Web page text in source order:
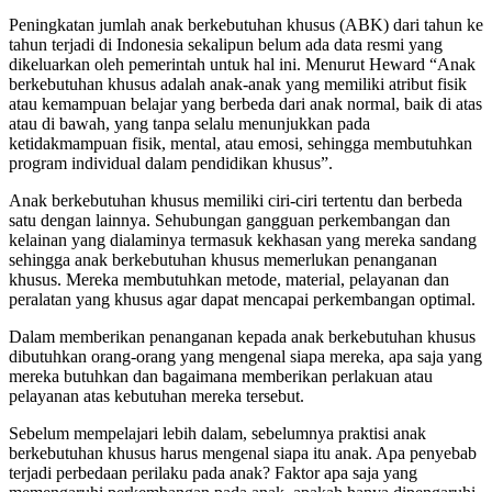
Peningkatan jumlah anak berkebutuhan khusus (ABK) dari tahun ke
tahun terjadi di Indonesia sekalipun belum ada data resmi yang
dikeluarkan oleh pemerintah untuk hal ini. Menurut Heward “Anak
berkebutuhan khusus adalah anak-anak yang memiliki atribut fisik
atau kemampuan belajar yang berbeda dari anak normal, baik di atas
atau di bawah, yang tanpa selalu menunjukkan pada
ketidakmampuan fisik, mental, atau emosi, sehingga membutuhkan
program individual dalam pendidikan khusus”.
Anak berkebutuhan khusus memiliki ciri-ciri tertentu dan berbeda
satu dengan lainnya. Sehubungan gangguan perkembangan dan
kelainan yang dialaminya termasuk kekhasan yang mereka sandang
sehingga anak berkebutuhan khusus memerlukan penanganan
khusus. Mereka membutuhkan metode, material, pelayanan dan
peralatan yang khusus agar dapat mencapai perkembangan optimal.
Dalam memberikan penanganan kepada anak berkebutuhan khusus
dibutuhkan orang-orang yang mengenal siapa mereka, apa saja yang
mereka butuhkan dan bagaimana memberikan perlakuan atau
pelayanan atas kebutuhan mereka tersebut.
Sebelum mempelajari lebih dalam, sebelumnya praktisi anak
berkebutuhan khusus harus mengenal siapa itu anak. Apa penyebab
terjadi perbedaan perilaku pada anak? Faktor apa saja yang